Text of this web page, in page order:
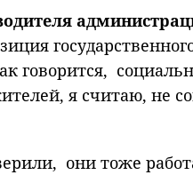
говорится,
я считаю, не
они тоже